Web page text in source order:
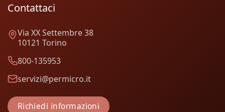
Contattaci
Via XX Settembre 38
10121 Torino
800-135953
servizi@permicro.it
Richiedi informazioni